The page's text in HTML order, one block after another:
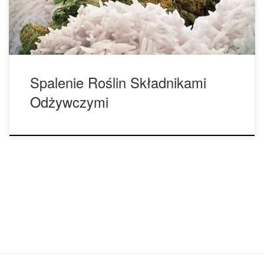
nazywa się „spaleniem składnikami odżywczymi”.
Poparzenie składnikami […]
Spalenie Roślin Składnikami
Odżywczymi